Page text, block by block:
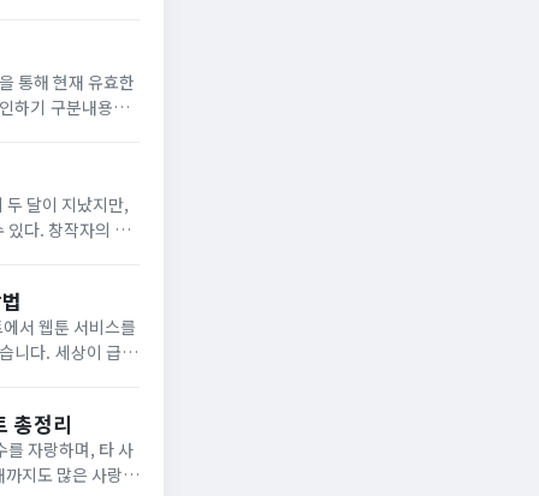
두 달이 지났지만,
있다. 창작자의 권
서 웹툰 서비스를
급변
총정리
자랑하며, 타 사
지도 많은 사랑을